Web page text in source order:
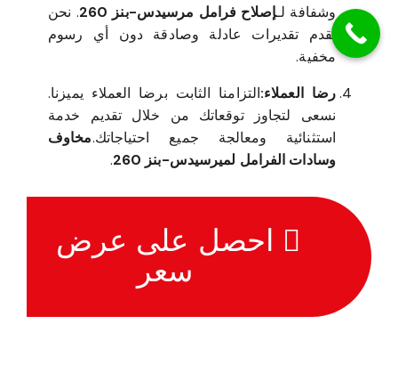
وشفافة لـإصلاح فرامل مرسيدس-بنز 260
. نحن
نقدم تقديرات عادلة وصادقة دون أي رسوم
مخفية.
رضا العملاء:التزامنا الثابت برضا العملاء يميزنا.
نسعى لتجاوز توقعاتك من خلال تقديم خدمة
استثنائية ومعالجة جميع احتياجاتك.مخاوف
وسادات الفرامل لميرسيدس-بنز 260
.
احصل على عرض
سعر